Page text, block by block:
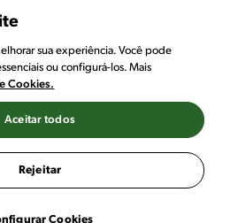
sua experiência. Você pode
ou configurá-los. Mais
Cookies.
Cookies
Rejeitar
Aceitar todos